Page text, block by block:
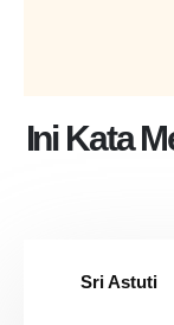
Ini Kata
Sri Astuti